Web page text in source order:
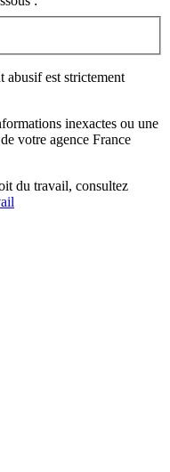
abusif est strictement
inexactes ou une
votre agence France
du travail, consultez